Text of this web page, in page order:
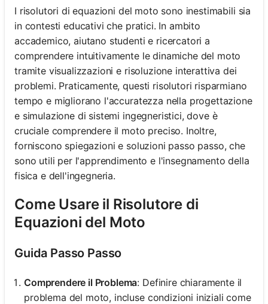
I risolutori di equazioni del moto sono inestimabili sia
in contesti educativi che pratici. In ambito
accademico, aiutano studenti e ricercatori a
comprendere intuitivamente le dinamiche del moto
tramite visualizzazioni e risoluzione interattiva dei
problemi. Praticamente, questi risolutori risparmiano
tempo e migliorano l'accuratezza nella progettazione
e simulazione di sistemi ingegneristici, dove è
cruciale comprendere il moto preciso. Inoltre,
forniscono spiegazioni e soluzioni passo passo, che
sono utili per l'apprendimento e l'insegnamento della
fisica e dell'ingegneria.
Come Usare il Risolutore di
Equazioni del Moto
Guida Passo Passo
Comprendere il Problema: Definire chiaramente il
problema del moto, incluse condizioni iniziali come